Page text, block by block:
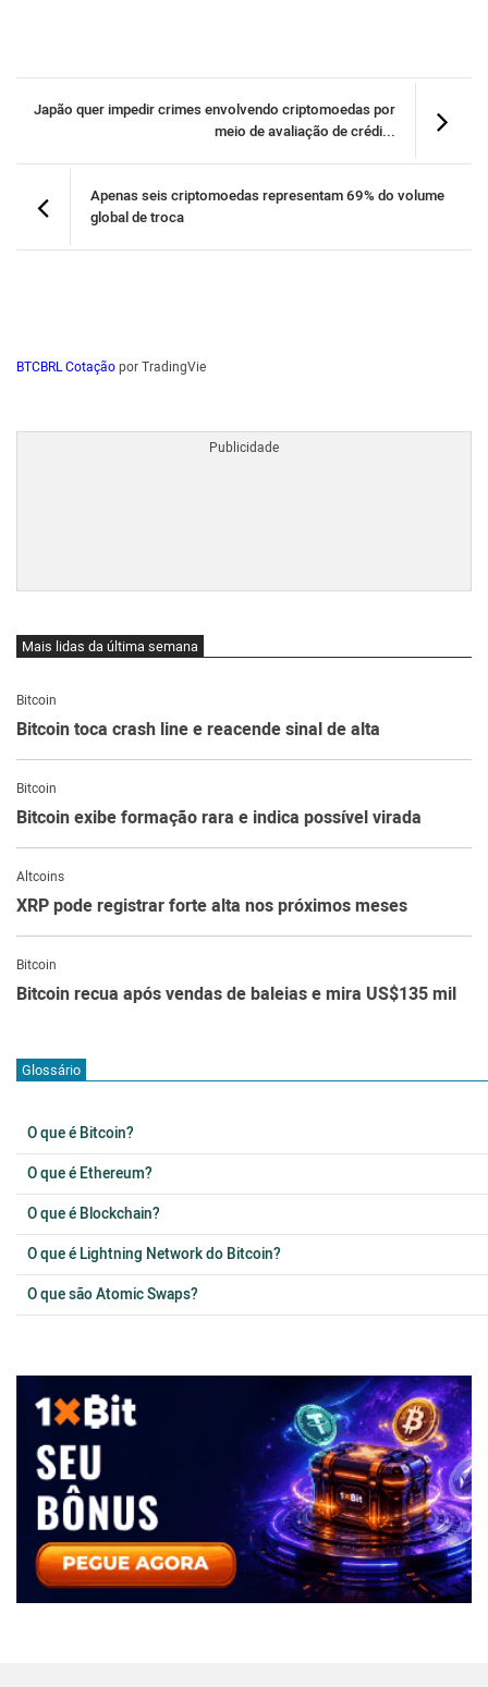
Japão quer impedir crimes envolvendo criptomoedas por
meio de avaliação de crédi...
Apenas seis criptomoedas representam 69% do volume
global de troca
BTCBRL Cotaçãopor TradingVie
Mais lidas da última semana
Bitcoin
Bitcoin toca crash line e reacende sinal de alta
Bitcoin
Bitcoin exibe formação rara e indica possível virada
Altcoins
XRP pode registrar forte alta nos próximos meses
Bitcoin
Bitcoin recua após vendas de baleias e mira US$135 mil
Glossário
O que é Bitcoin?
O que é Ethereum?
O que é Blockchain?
O que é Lightning Network do Bitcoin?
O que são Atomic Swaps?